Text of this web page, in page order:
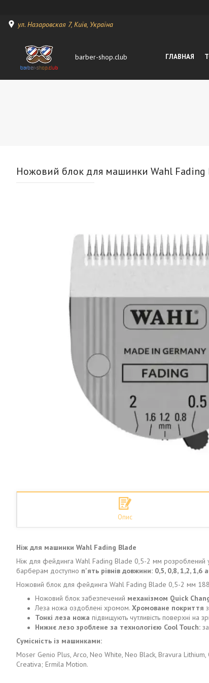
ул. Назаровская 7, Київ, Україна
barber-shop.club ГЛАВНАЯ
Ножовий блок для машинки Wahl
Опис
Ніж для машинки Wahl Fading Blade
Ніж для фейдинга Wahl Fading Blade 0,5-2 мм розроблений у
барберам доступно п'ять рівнів довжини: 0,5, 0,8, 1,2, 1,6
Ножовий блок для фейдинга Wahl Fading Blade 0,5-2 мм
Ножовий блок забезпечений механізмом Quick
Леза ножа оздоблені хромом. Хромоване покриття
Тонкі леза ножа підвищують чутливість поверхні на
Нижнє лезо зроблене за технологією Cool Touch:
Сумісність із машинками:
Moser Genio Plus, Arco, Neo White, Neo Black, Bravura
Creativa; Ermila Motion.